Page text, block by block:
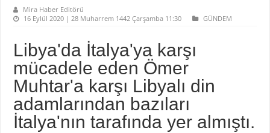
Mira Haber Editörü
16 Eylül 2020 | 28 Muharrem 1442 Çarşamba 11:30
GÜNDEM
Libya'da İtalya'ya karşı
mücadele eden Ömer
Muhtar'a karşı Libyalı din
adamlarından bazıları
İtalya'nın tarafında yer almıştı.